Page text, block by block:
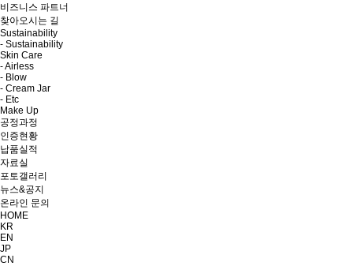
비즈니스 파트너
찾아오시는 길
Sustainability
- Sustainability
Skin Care
- Airless
- Blow
- Cream Jar
- Etc
Make Up
공정과정
인증현황
납품실적
자료실
포토갤러리
뉴스&공지
온라인 문의
HOME
KR
EN
JP
CN